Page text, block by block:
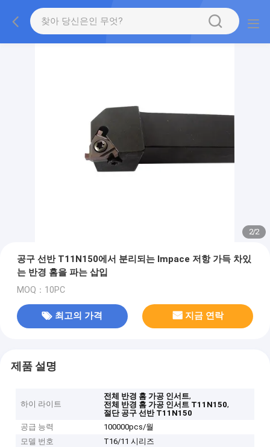
2/2
공구 선반 T11N150에서 분리되는 Impace 저항 가득 차있
는 반경 홈을 파는 삽입
MOQ：10PC
최고의 가격 지금 연락
제품 설명
하이 라이트
전체 반경 홈 가공 인서트,
전체 반경 홈 가공 인서트 T11N150,
절단 공구 선반 T11N150
공급 능력
100000pcs/월
모델 번호
T16/11 시리즈